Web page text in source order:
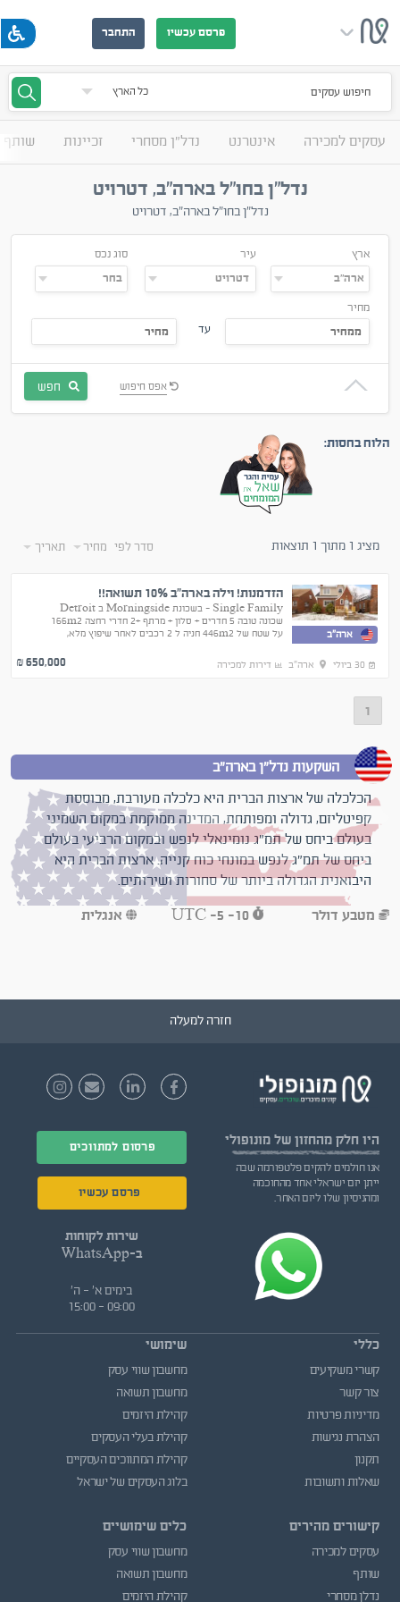
פרסם עכשיו התחבר
חיפוש עסקים
עסקים למכירה אינטרנט נדל"ן מסחרי זכיינות שותף
נדל"ן בחו"ל בארה"ב, דטרויט
נדל"ן בחו"ל בארה"ב, דטרויט
ארץ עיר סוג נכס
מחיר
עד
חפש אפס חיפוש
הלוח בחסות:
מציג 1 מתוך 1 תוצאות סדר לפי מחיר תאריך
ארה"ב
הזדמנות! וילה בארה"ב 10% תשואה!!
Single Family - בשכונת Morningside ב Detroit
שכונה טובה 5 חדרים + סלון + מרתף +2 חדרי רחצה 166m2
על שטח של 446m2 חניה ל 2 רכבים לאחר שיפוץ מלא,
30 ביולי
ארה"ב דירות למכירה 650,000
₪
1
השקעות נדל"ן בארה"ב
הכלכלה של ארצות הברית היא כלכלה מעורבת, מבוססת
קפיטליזם, גדולה ומפותחת, המדינה ממוקמת במקום השמיני
בעולם ביחס של תמ"ג נומינאלי לנפש ובמקום הרביעי בעולם
ביחס של תמ"ג לנפש במונחי כוח קנייה. ארצות הברית היא
היבואנית הגדולה ביותר של סחורות ושירותים.
מטבעדולר UTC -5 -10 אנגלית
חזרה למעלה
היו חלק מהחזון של מונופולי
אנו חולמים להקים פלטפורמה שבה
ייתן יזם ישראלי אחד מהחוכמה
ומהניסיון שלו ליזם האחר.
פרסום למתווכים
פרסם עכשיו
שירות לקוחות
ב-WhatsApp
בימים א' - ה'
09:00 - 15:00
כללי
קשרי משקיעים
צור קשר
מדיניות פרטיות
הצהרת נגישות
תקנון
שאלות ותשובות
קישורים מהירים
עסקים למכירה
שותף
נדלן מסחרי
שימושי
מחשבון שווי עסק
מחשבון תשואה
קהילת היזמים
קהילת בעלי העסקים
קהילת המתווכים העסקיים
בלוג העסקים של ישראל
כלים שימושיים
מחשבון שווי עסק
מחשבון תשואה
קהילת היזמים